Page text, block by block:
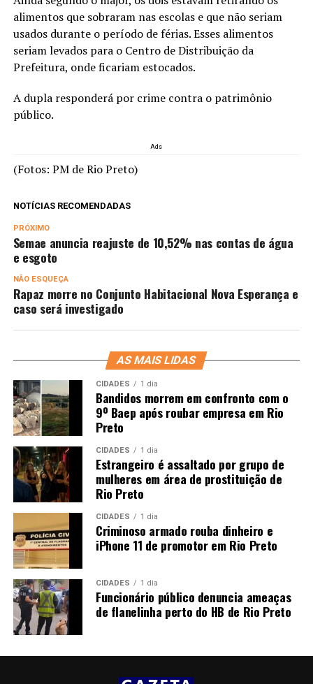
alimentos que sobraram nas escolas e que não seriam
usados durante o período de férias. Esses alimentos
seriam levados para o Centro de Distribuição da
Prefeitura, onde ficariam estocados.
A dupla responderá por crime contra o patrimônio
público.
Ads
(Fotos: PM de Rio Preto)
NOTÍCIAS RECOMENDADAS
PRÓXIMO
Semae anuncia reajuste de 10,52% nas contas de água
e esgoto
NÃO ESQUEÇA
Rapaz morre no Conjunto Habitacional Nova Esperança e
caso será investigado
AS MAIS LIDAS
CIDADES 1 dia
Bandidos morrem em confronto com o
9º Baep após roubar empresa em Rio
Preto
CIDADES 1 dia
Estrangeiro é assaltado por grupo de
mulheres em área de prostituição de
Rio Preto
CIDADES 1 dia
Criminoso armado rouba dinheiro e
iPhone 11 de promotor em Rio Preto
CIDADES 1 dia
Funcionário público denuncia ameaças
de flanelinha perto do HB de Rio Preto